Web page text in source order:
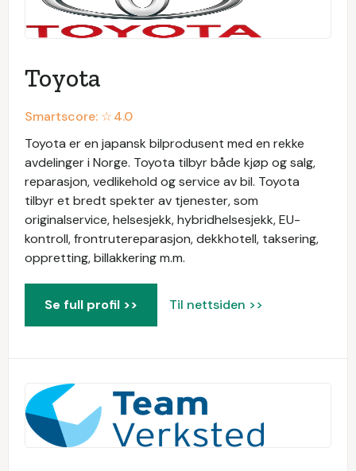
Toyota
Smartscore: ☆4.0
Toyota er en japansk bilprodusent med en rekke
avdelinger i Norge. Toyota tilbyr både kjøp og salg,
reparasjon, vedlikehold og service av bil. Toyota
tilbyr et bredt spekter av tjenester, som
originalservice, helsesjekk, hybridhelsesjekk, EU-
kontroll, frontrutereparasjon, dekkhotell, taksering,
oppretting, billakkering m.m.
Se full profil >> Til nettsiden >>